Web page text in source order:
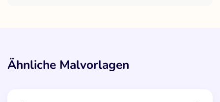
Ähnliche Malvorlagen